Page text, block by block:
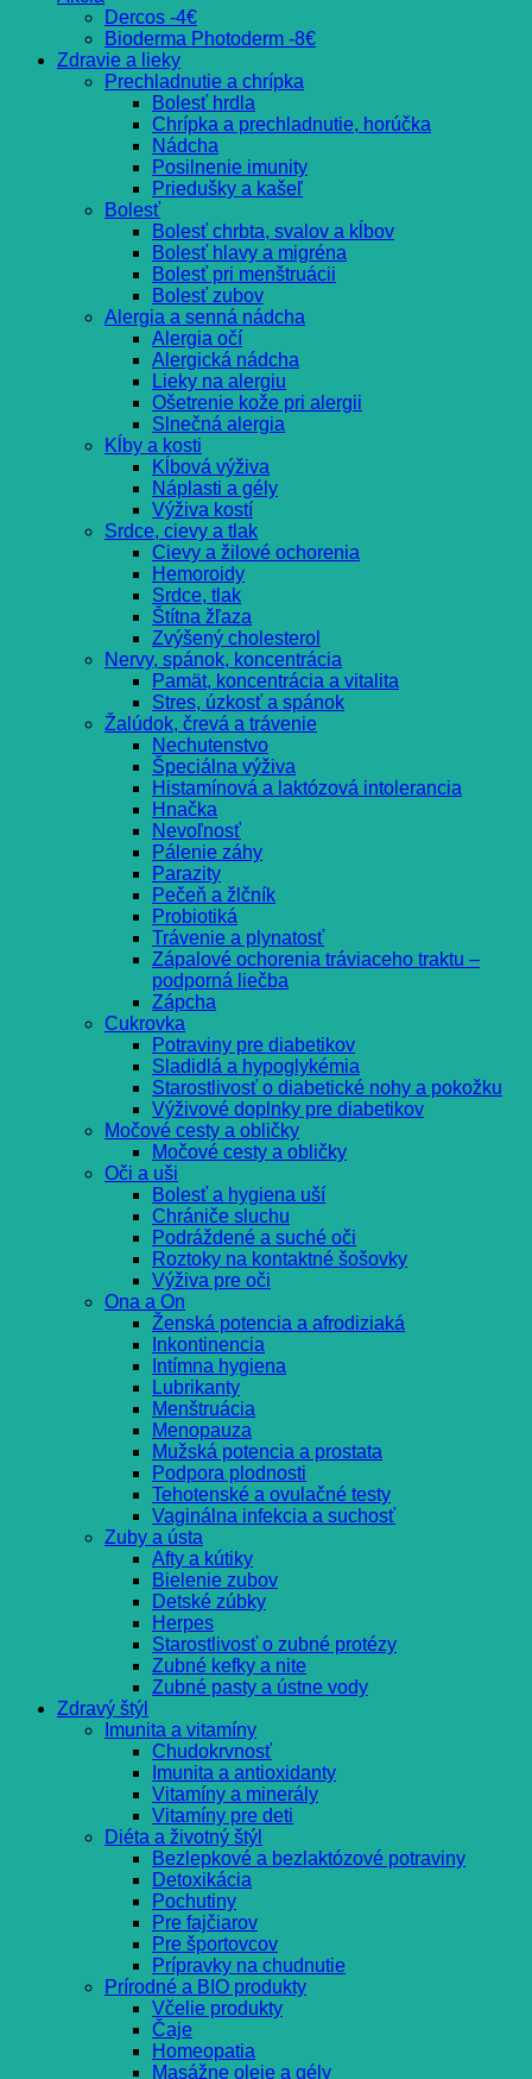
Dercos -4€
Bioderma Photoderm -8€
Zdravie a lieky
Prechladnutie a chrípka
Bolesť hrdla
Chrípka a prechladnutie, horúčka
Nádcha
Posilnenie imunity
Priedušky a kašeľ
Bolesť
Bolesť chrbta, svalov a kĺbov
Bolesť hlavy a migréna
Bolesť pri menštruácii
Bolesť zubov
Alergia a senná nádcha
Alergia očí
Alergická nádcha
Lieky na alergiu
Ošetrenie kože pri alergii
Slnečná alergia
Kĺby a kosti
Kĺbová výživa
Náplasti a gély
Výživa kostí
Srdce, cievy a tlak
Cievy a žilové ochorenia
Hemoroidy
Srdce, tlak
Štítna žľaza
Zvýšený cholesterol
Nervy, spánok, koncentrácia
Pamät, koncentrácia a vitalita
Stres, úzkosť a spánok
Žalúdok, črevá a trávenie
Nechutenstvo
Špeciálna výživa
Histamínová a laktózová intolerancia
Hnačka
Nevoľnosť
Pálenie záhy
Parazity
Pečeň a žlčník
Probiotiká
Trávenie a plynatosť
Zápalové ochorenia tráviaceho traktu –
podporná liečba
Zápcha
Cukrovka
Potraviny pre diabetikov
Sladidlá a hypoglykémia
Starostlivosť o diabetické nohy a pokožku
Výživové doplnky pre diabetikov
Močové cesty a obličky
Močové cesty a obličky
Oči a uši
Bolesť a hygiena uší
Chrániče sluchu
Podráždené a suché oči
Roztoky na kontaktné šošovky
Výživa pre oči
Ona a On
Ženská potencia a afrodiziaká
Inkontinencia
Intímna hygiena
Lubrikanty
Menštruácia
Menopauza
Mužská potencia a prostata
Podpora plodnosti
Tehotenské a ovulačné testy
Vaginálna infekcia a suchosť
Zuby a ústa
Afty a kútiky
Bielenie zubov
Detské zúbky
Herpes
Starostlivosť o zubné protézy
Zubné kefky a nite
Zubné pasty a ústne vody
Zdravý štýl
Imunita a vitamíny
Chudokrvnosť
Imunita a antioxidanty
Vitamíny a minerály
Vitamíny pre deti
Diéta a životný štýl
Bezlepkové a bezlaktózové potraviny
Detoxikácia
Pochutiny
Pre fajčiarov
Pre športovcov
Prípravky na chudnutie
Prírodné a BIO produkty
Včelie produkty
Čaje
Homeopatia
Masážne oleje a gély